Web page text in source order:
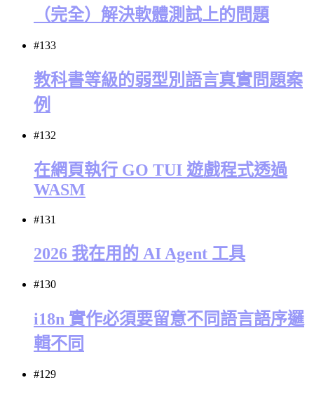
（完全）解決軟體測試上的問題
#133
教科書等級的弱型別語言真實問題案
例
#132
在網頁執行 GO TUI 遊戲程式透過
WASM
#131
2026 我在用的 AI Agent 工具
#130
i18n 實作必須要留意不同語言語序邏
輯不同
#129